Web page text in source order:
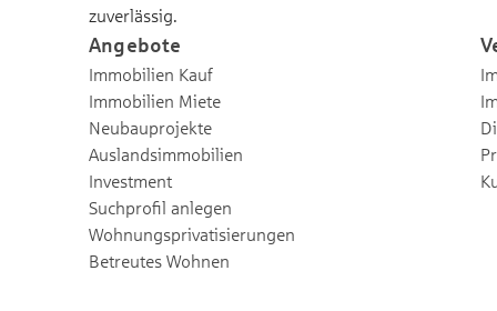
zuverlässig.
Angebote
Immobilien Kauf
Immobilien Miete
Neubauprojekte
Auslandsimmobilien
Investment
Suchprofil anlegen
Wohnungsprivatisierungen
Betreutes Wohnen